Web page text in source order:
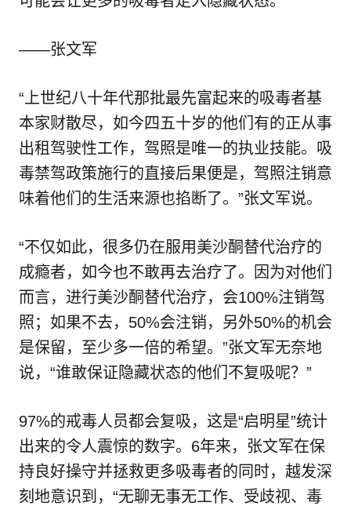
——张文军
“上世纪八十年代那批最先富起来的吸毒者基
本家财散尽，如今四五十岁的他们有的正从事
出租驾驶性工作，驾照是唯一的执业技能。吸
毒禁驾政策施行的直接后果便是，驾照注销意
味着他们的生活来源也掐断了。”张文军说。
“不仅如此，很多仍在服用美沙酮替代治疗的
成瘾者，如今也不敢再去治疗了。因为对他们
而言，进行美沙酮替代治疗，会100%注销驾
照；如果不去，50%会注销，另外50%的机会
是保留，至少多一倍的希望。”张文军无奈地
说，“谁敢保证隐藏状态的他们不复吸呢？”
97%的戒毒人员都会复吸，这是“启明星”统计
出来的令人震惊的数字。6年来，张文军在保
持良好操守并拯救更多吸毒者的同时，越发深
刻地意识到，“无聊无事无工作、受歧视、毒